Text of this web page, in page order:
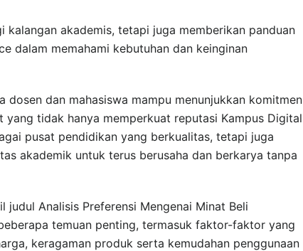
kalangan akademis, tetapi juga memberikan panduan
dalam memahami kebutuhan dan keinginan
dosen dan mahasiswa mampu menunjukkan komitmen
tidak hanya memperkuat reputasi Kampus Digital
pusat pendidikan yang berkualitas, tetapi juga
akademik untuk terus berusaha dan berkarya tanpa
judul Analisis Preferensi Mengenai Minat Beli
temuan penting, termasuk faktor-faktor yang
keragaman produk serta kemudahan penggunaan